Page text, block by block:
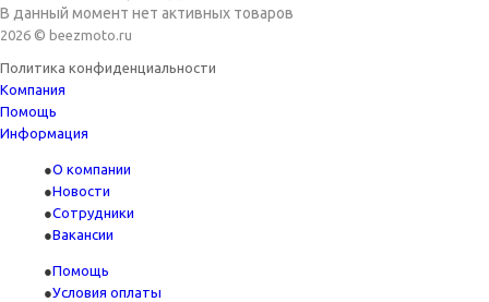
В данный момент нет активных товаров
2026 © beezmoto.ru
Политика конфиденциальности
Компания
Помощь
Информация
О компании
Новости
Сотрудники
Вакансии
Помощь
Условия оплаты